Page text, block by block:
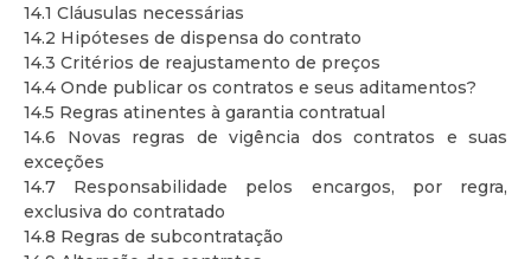
14.1 Cláusulas necessárias
14.2 Hipóteses de dispensa do contrato
14.3 Critérios de reajustamento de preços
14.4 Onde publicar os contratos e seus aditamentos?
14.5 Regras atinentes à garantia contratual
14.6 Novas regras de vigência dos contratos e suas
exceções
14.7 Responsabilidade pelos encargos, por regra,
exclusiva do contratado
14.8 Regras de subcontratação